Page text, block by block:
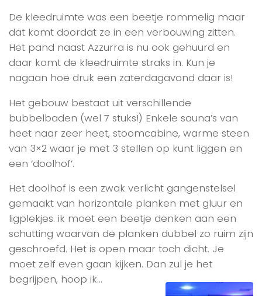
De kleedruimte was een beetje rommelig maar
dat komt doordat ze in een verbouwing zitten.
Het pand naast Azzurra is nu ook gehuurd en
daar komt de kleedruimte straks in. Kun je
nagaan hoe druk een zaterdagavond daar is!
Het gebouw bestaat uit verschillende
bubbelbaden (wel 7 stuks!) Enkele sauna’s van
heet naar zeer heet, stoomcabine, warme steen
van 3×2 waar je met 3 stellen op kunt liggen en
een ‘doolhof’.
Het doolhof is een zwak verlicht gangenstelsel
gemaakt van horizontale planken met gluur en
ligplekjes. ik moet een beetje denken aan een
schutting waarvan de planken dubbel zo ruim zijn
geschroefd. Het is open maar toch dicht. Je
moet zelf even gaan kijken. Dan zul je het
begrijpen, hoop ik…